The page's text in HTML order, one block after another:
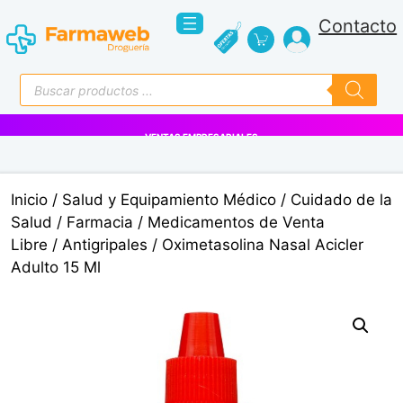
al
contenido
Contacto
Búsqueda
de
productos
Inicio / Salud y Equipamiento Médico / Cuidado de la
Salud / Farmacia / Medicamentos de Venta
Libre / Antigripales / Oximetasolina Nasal Acicler
Adulto 15 Ml